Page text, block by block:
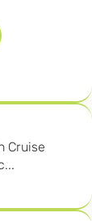
Cruise
...